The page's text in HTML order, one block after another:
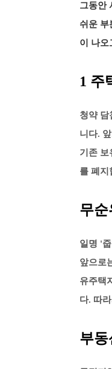
그동안
쉬운 부
이 나오
1 주
청약 담
니다.
기존 보
를 폐지
무순
일명 '
앞으로
유주택
다. 따
부동